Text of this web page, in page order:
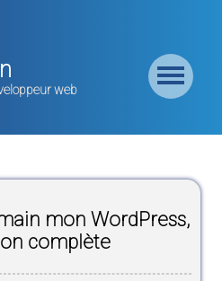
web
Formation
Backend
Formation
Frontend
mon WordPress,
complète